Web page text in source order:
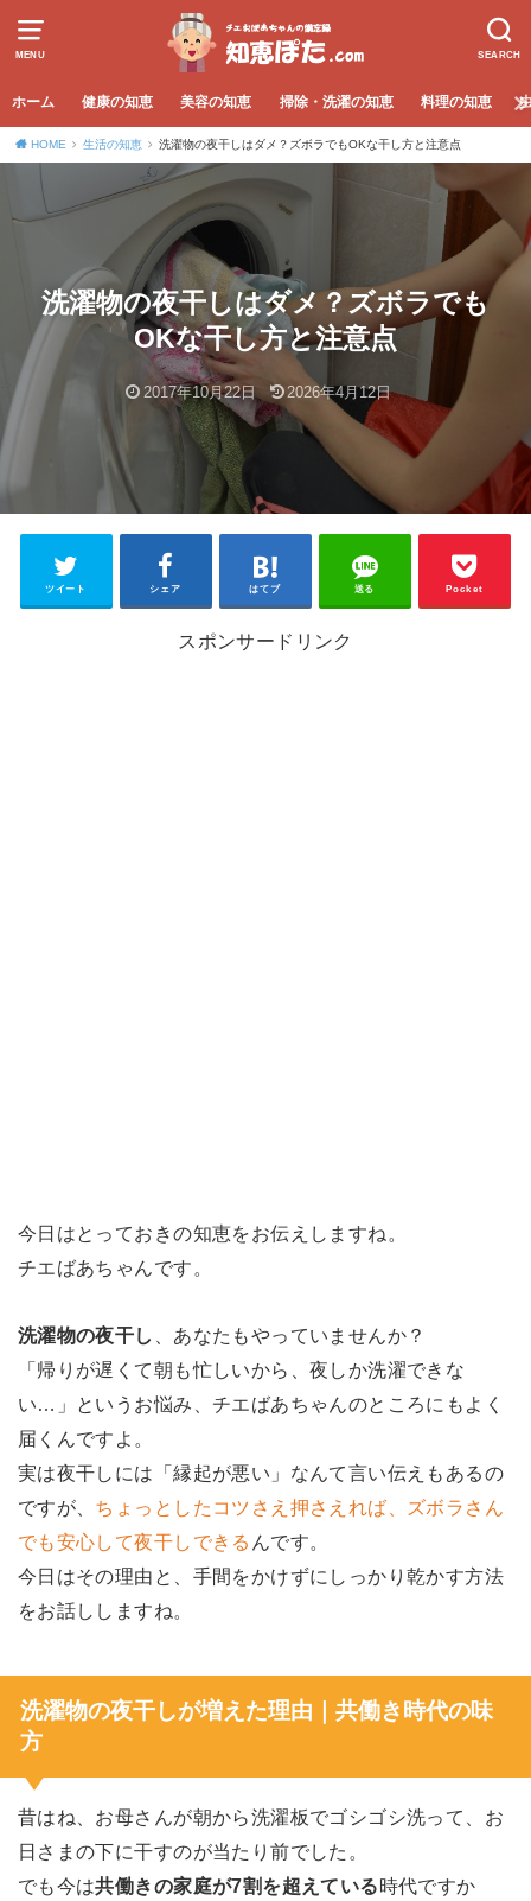
MENU SEARCH
ホーム 健康の知恵 美容の知恵 掃除・洗濯の知恵 料理の知恵
HOME 生活の知恵 洗濯物の夜干しはダメ？ズボラでもOKな干し方と注意点
洗濯物の夜干しはダメ？ズボラでも
OKな干し方と注意点
2017年10月22日 2026年4月12日
ツイート シェア はてブ 送る Pocket
スポンサードリンク
今日はとっておきの知恵をお伝えしますね。
チエばあちゃんです。
洗濯物の夜干し
、あなたもやっていませんか？
「帰りが遅くて朝も忙しいから、夜しか洗濯できな
い…」というお悩み、チエばあちゃんのところにもよく
届くんですよ。
実は夜干しには「縁起が悪い」なんて言い伝えもあるの
ですが、 ちょっとしたコツさえ押さえれば、ズボラさん
でも安心して夜干しできる んです。
今日はその理由と、手間をかけずにしっかり乾かす方法
をお話ししますね。
洗濯物の夜干しが増えた理由｜共働き時代の味
方
昔はね、お母さんが朝から洗濯板でゴシゴシ洗って、お
日さまの下に干すのが当たり前でした。
でも今は共働きの家庭が7割を超えている時代ですか